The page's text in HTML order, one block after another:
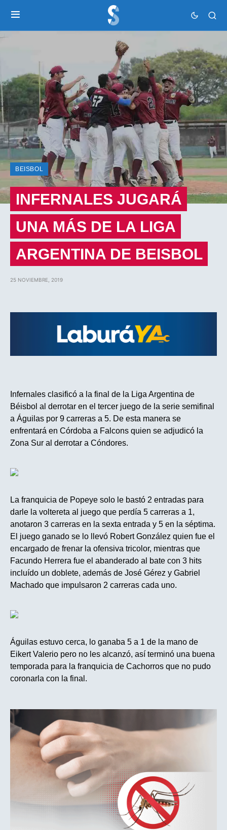
BEISBOL
INFERNALES JUGARÁ
UNA MÁS DE LA LIGA
ARGENTINA DE BEISBOL
25 NOVIEMBRE, 2019
Infernales clasificó a la final de la Liga Argentina de
Béisbol al derrotar en el tercer juego de la serie semifinal
a Águilas por 9 carreras a 5. De esta manera se
enfrentará en Córdoba a Falcons quien se adjudicó la
Zona Sur al derrotar a Cóndores.
La franquicia de Popeye solo le bastó 2 entradas para
darle la voltereta al juego que perdía 5 carreras a 1,
anotaron 3 carreras en la sexta entrada y 5 en la séptima.
El juego ganado se lo llevó Robert González quien fue el
encargado de frenar la ofensiva tricolor, mientras que
Facundo Herrera fue el abanderado al bate con 3 hits
incluído un doblete, además de José Gérez y Gabriel
Machado que impulsaron 2 carreras cada uno.
Águilas estuvo cerca, lo ganaba 5 a 1 de la mano de
Eikert Valerio pero no les alcanzó, así terminó una buena
temporada para la franquicia de Cachorros que no pudo
coronarla con la final.